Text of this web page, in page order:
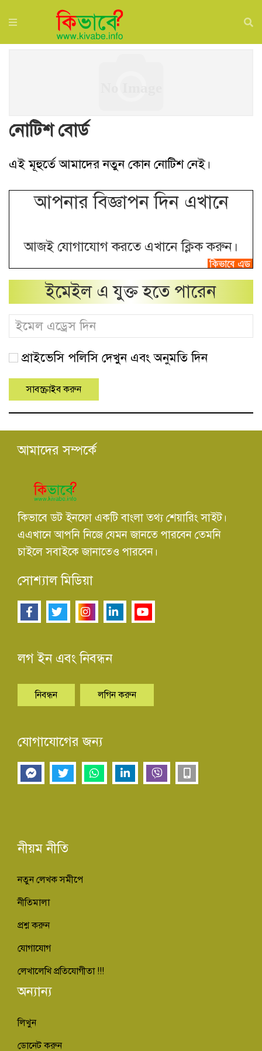
নোটিশ বোর্ড
এই মূহুর্তে আমাদের নতুন কোন নোটিশ নেই।
আপনার বিজ্ঞাপন দিন এখানে
আজই যোগাযোগ করতে এখানে ক্লিক করুন।
ইমেইল এ যুক্ত হতে পারেন
প্রাইভেসি পলিসি দেখুন এবং অনুমতি দিন
আমাদের সম্পর্কে
কিভাবে ডট ইনফো একটি বাংলা তথ্য শেয়ারিং সাইট।
এএখানে আপনি নিজে যেমন জানতে পারবেন তেমনি
চাইলে সবাইকে জানাতেও পারবেন।
সোশ্যাল মিডিয়া
লগ ইন এবং নিবন্ধন
নিবন্ধন লগিন করুন
যোগাযোগের জন্য
নীয়ম নীতি
নতুন লেখক সমীপে
নীতিমালা
প্রশ্ন করুন
যোগাযোগ
লেখালেখি প্রতিযোগীতা !!!
অন্যান্য
লিখুন
ডোনেট করুন